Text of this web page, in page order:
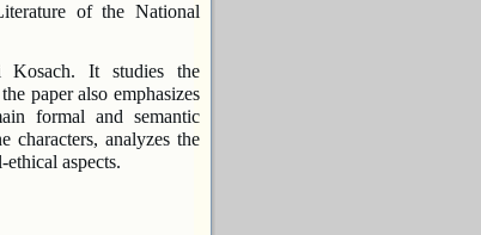
of the National
Kosach. It studies the
paper also emphasizes
formal and semantic
characters, analyzes the
aspects.